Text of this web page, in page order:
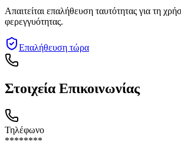
Απαιτείται επαλήθευση ταυτότητας για τη
φερεγγυότητας.
Επαλήθευση τώρα
Στοιχεία Επικοινωνίας
Τηλέφωνο